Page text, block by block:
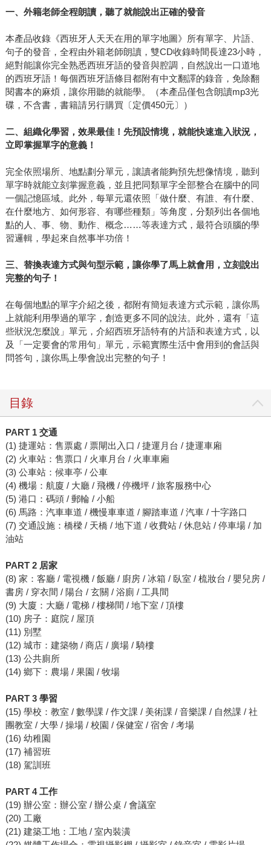
一、外籍老師全程朗讀，聽了就能說出正確的發音
本產品收錄《西班牙人天天在用的單字地圖》所有單字、片語、
句子的發音，全程由外籍老師朗讀，雙CD收錄時間長達23小時，
絕對能讓你完全熟悉西班牙語的發音與腔調，自然說出一口道地
的西班牙語！每個西班牙語條目都附有中文翻譯的錄音，免除翻
閱書本的麻煩，讓你用聽的就能學。（本產品僅包含朗讀mp3光
碟，不含書，書籍請另行購買〔定價450元〕）
二、組織化學習，效果最佳！先預設情境，就能快速進入狀況，
立即掌握單字的意義！
完全依照場所、地點劃分單元，讓讀者能夠預先想像情境，聽到
單字時就能立刻掌握意義，並且把同類單字全部整合在腦中的同
一個記憶區域。此外，每單元還依照「做什麼、有誰、有什麼、
在什麼地方、如何形容、有哪些種類」等角度，分類列出各個地
點的人、事、物、動作、概念……等表達方式，最符合頭腦的學
習邏輯，學起來自然事半功倍！
三、替換表達方式與句型示範，讓你學了馬上就會用，立刻說出
完整的句子！
在每個地點的單字介紹之後，都附有簡短表達方式示範，讓你馬
上就能利用學過的單字，創造更多不同的說法。此外，還有「這
些狀況怎麼說」單元，介紹西班牙語特有的片語和表達方式，以
及「一定要會的常用句」單元，示範實際生活中會用到的會話與
問答句，讓你馬上學會說出完整的句子！
目錄
PART 1 交通
(1) 捷運站：售票處 / 票閘出入口 / 捷運月台 / 捷運車廂
(2) 火車站：售票口 / 火車月台 / 火車車廂
(3) 公車站：候車亭 / 公車
(4) 機場：航廈 / 大廳 / 飛機 / 停機坪 / 旅客服務中心
(5) 港口：碼頭 / 郵輪 / 小船
(6) 馬路：汽車車道 / 機慢車車道 / 腳踏車道 / 汽車 / 十字路口
(7) 交通設施：橋樑 / 天橋 / 地下道 / 收費站 / 休息站 / 停車場 / 加
油站
PART 2 居家
(8) 家：客廳 / 電視機 / 飯廳 / 廚房 / 冰箱 / 臥室 / 梳妝台 / 嬰兒房 /
書房 / 穿衣間 / 陽台 / 玄關 / 浴廁 / 工具間
(9) 大廈：大廳 / 電梯 / 樓梯間 / 地下室 / 頂樓
(10) 房子：庭院 / 屋頂
(11) 別墅
(12) 城市：建築物 / 商店 / 廣場 / 騎樓
(13) 公共廁所
(14) 鄉下：農場 / 果園 / 牧場
PART 3 學習
(15) 學校：教室 / 數學課 / 作文課 / 美術課 / 音樂課 / 自然課 / 社
團教室 / 大學 / 操場 / 校園 / 保健室 / 宿舍 / 考場
(16) 幼稚園
(17) 補習班
(18) 駕訓班
PART 4 工作
(19) 辦公室：辦公室 / 辦公桌 / 會議室
(20) 工廠
(21) 建築工地：工地 / 室內裝潢